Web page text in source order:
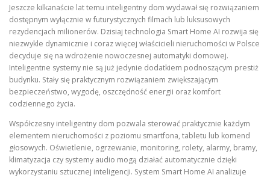
Jeszcze kilkanaście lat temu inteligentny dom wydawał się rozwiązaniem
dostępnym wyłącznie w futurystycznych filmach lub luksusowych
rezydencjach milionerów. Dzisiaj technologia Smart Home AI rozwija się
niezwykle dynamicznie i coraz więcej właścicieli nieruchomości w Polsce
decyduje się na wdrożenie nowoczesnej automatyki domowej.
Inteligentne systemy nie są już jedynie dodatkiem podnoszącym prestiż
budynku. Stały się praktycznym rozwiązaniem zwiększającym
bezpieczeństwo, wygodę, oszczędność energii oraz komfort
codziennego życia.
Współczesny inteligentny dom pozwala sterować praktycznie każdym
elementem nieruchomości z poziomu smartfona, tabletu lub komend
głosowych. Oświetlenie, ogrzewanie, monitoring, rolety, alarmy, bramy,
klimatyzacja czy systemy audio mogą działać automatycznie dzięki
wykorzystaniu sztucznej inteligencji. System Smart Home AI analizuje